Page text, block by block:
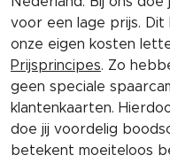
voor een lage prijs.
onze eigen kosten
Prijsprincipes. Zo
geen speciale
klantenkaarten.
doe jij voordelig
betekent moeiteloos